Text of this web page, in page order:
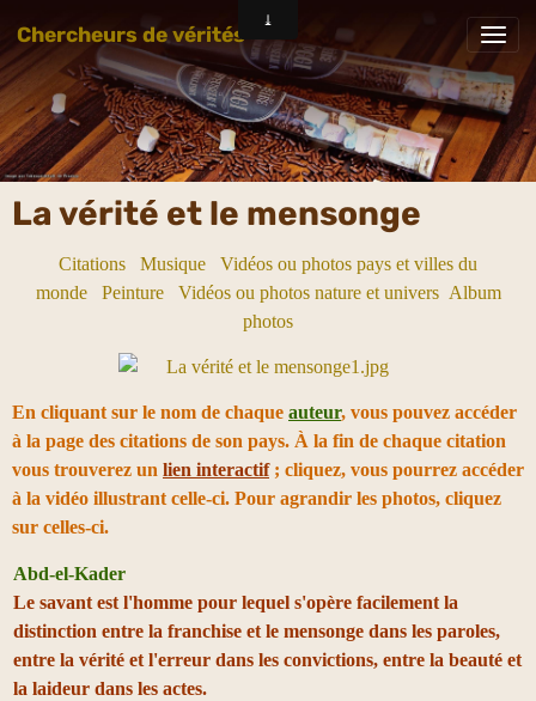
Chercheurs de vérités
La vérité et le mensonge
Citations Musique
Vidéos ou photos pays et villes du
monde
Peinture Vidéos ou photos nature et univers Album
photos
En cliquant sur le nom de chaque auteur, vous pouvez accéder
à la page des citations de son pays. À la fin de chaque citation
vous trouverez un lien interactif; cliquez, vous pourrez accéder
à la vidéo illustrant celle-ci. Pour agrandir les photos, cliquez
sur celles-ci.
Abd-el-Kader
Le savant est l'homme pour lequel s'opère facilement la
distinction entre la franchise et le mensonge dans les paroles,
entre la vérité et l'erreur dans les convictions, entre la beauté et
la laideur dans les actes.